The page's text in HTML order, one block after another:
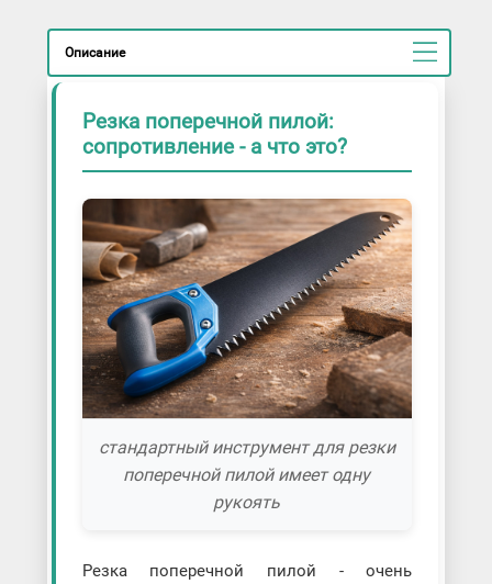
Описание
Резка поперечной пилой:
сопротивление - а что это?
стандартный инструмент для резки
поперечной пилой имеет одну
рукоять
Резка поперечной пилой - очень